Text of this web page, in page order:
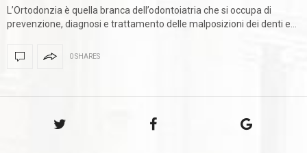
L’Ortodonzia è quella branca dell’odontoiatria che si occupa di
prevenzione, diagnosi e trattamento delle malposizioni dei denti e…
0 SHARES